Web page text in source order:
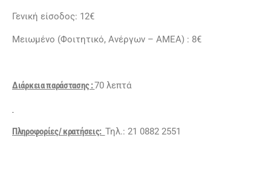
Γενική είσοδος: 12€
Μειωμένο (Φοιτητικό, Ανέργων – ΑΜΕΑ) : 8€
Διάρκεια παράστασης :70 λεπτά
Πληροφορίες/ κρατήσεις: Τηλ.: 21 0882 2551